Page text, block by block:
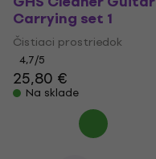
Carrying set 1
Čistiaci prostriedok
4,7/5
25,80 €
Na sklade